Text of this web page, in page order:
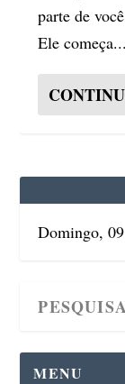
parte de
Ele começa...
Domingo,
MENU